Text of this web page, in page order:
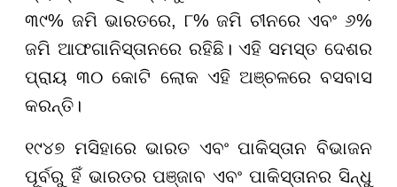
୩୯% ଜମି ଭାରତରେ, ୮% ଜମି ଚୀନରେ ଏବଂ ୬%
ଜମି ଆଫଗାନିସ୍ତାନରେ ରହିଛି। ଏହି ସମସ୍ତ ଦେଶର
ପ୍ରାୟ ୩୦ କୋଟି ଲୋକ ଏହି ଅଞ୍ଚଳରେ ବସବାସ
କରନ୍ତି।
୧୯୪୭ ମସିହାରେ ଭାରତ ଏବଂ ପାକିସ୍ତାନ ବିଭାଜନ
ପୂର୍ବରୁ ହିଁ ଭାରତର ପଞ୍ଜାବ ଏବଂ ପାକିସ୍ତାନର ସିନ୍ଧୁ